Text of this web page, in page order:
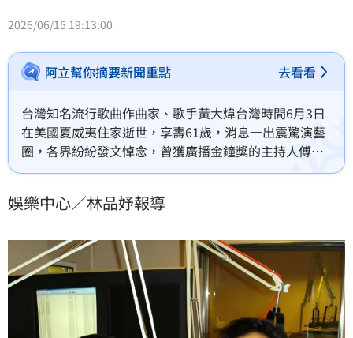
2026/06/15 19:13:00
阿立幫你摘要新聞重點 去看看
台灣知名流行歌曲作曲家、歌手黃大煒台灣時間6月3日
在美國夏威夷住家逝世，享壽61歲，消息一出震驚演藝
圈，各界紛紛發文悼念，曾獲廣播金鐘獎的主持人傅汝
洋也在社群平台發文追憶黃大煒，感嘆黃大煒「61歲驟
娛樂中心／林品妤報導